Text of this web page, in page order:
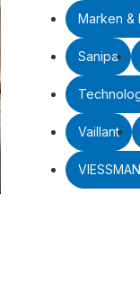
Marken &
Sanipa
Vaillant